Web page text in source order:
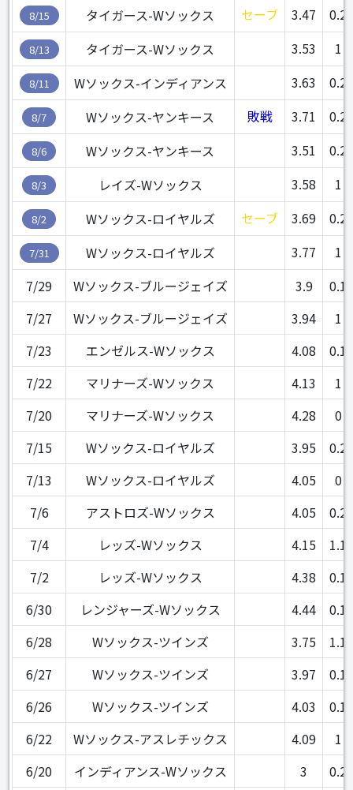
8/15 タイガース-Wソックス セーブ 3.47 0.2
8/13 タイガース-Wソックス 3.53 1
8/11 Wソックス-インディアンス 3.63 0.2
8/7 Wソックス-ヤンキース 敗戦 3.71 0.2
8/6 Wソックス-ヤンキース 3.51 0.2
8/3 レイズ-Wソックス 3.58 1
8/2 Wソックス-ロイヤルズ セーブ 3.69 0.2
7/31 Wソックス-ロイヤルズ 3.77
1
7/29
Wソックス-ブルージェイズ 3.9
0.1
7/27
Wソックス-ブルージェイズ 3.94
1
7/23
エンゼルス-Wソックス 4.08
0.1
7/22
マリナーズ-Wソックス 4.13
1
7/20
マリナーズ-Wソックス 4.28
0
7/15
Wソックス-ロイヤルズ 3.95
0.2
7/13
Wソックス-ロイヤルズ 4.05
0
7/6
アストロズ-Wソックス 4.05
0.2
7/4
レッズ-Wソックス 4.15
1.1
7/2
レッズ-Wソックス 4.38
0.1
6/30
レンジャーズ-Wソックス 4.44
0.1
6/28
Wソックス-ツインズ 3.75
1.1
6/27
Wソックス-ツインズ 3.97
0.1
6/26
Wソックス-ツインズ 4.03
0.1
6/22
Wソックス-アスレチックス 4.09
1
6/20
インディアンス-Wソックス 3
0.2